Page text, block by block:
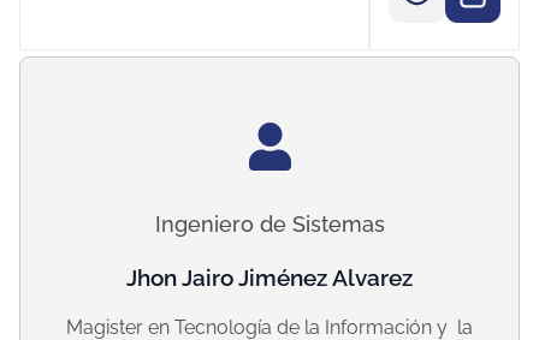
Ingeniero de Sistemas
Jhon Jairo Jiménez Alvarez
Magister en Tecnología de la Información y la